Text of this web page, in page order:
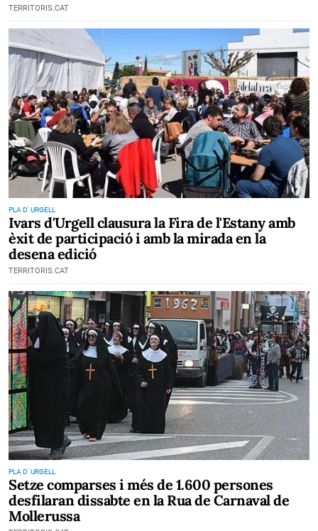
TERRITORIS.CAT
PLA D' URGELL
Ivars d'Urgell clausura la Fira de l'Estany amb
èxit de participació i amb la mirada en la
desena edició
TERRITORIS.CAT
PLA D' URGELL
Setze comparses i més de 1.600 persones
desfilaran dissabte en la Rua de Carnaval de
Mollerussa